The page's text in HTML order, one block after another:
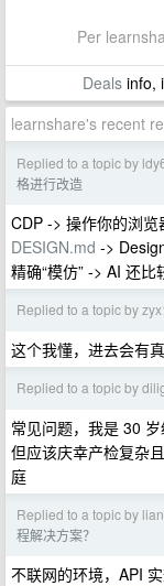
Per
Dealsinfo,
learnshare's recent
Replied to a topic by
格进行改造
CDP -> 操作你的浏览
DESIGN.md ->
精确“模仿” -> AI 还比
Replied to a topic by
这个我懂，进去会有
Replied to a topic by
常见问题，我是 30
但应该庆幸产检复杂
庭
Replied to a topic by
程解决方案？
不联网的环境，API